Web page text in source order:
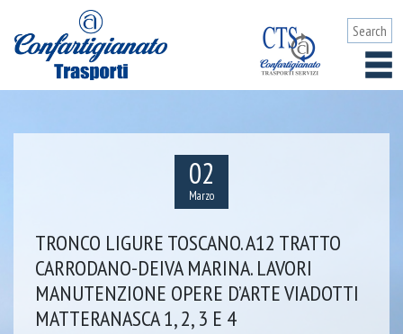
02
Marzo
TRONCO LIGURE TOSCANO. A12 TRATTO
CARRODANO-DEIVA MARINA. LAVORI
MANUTENZIONE OPERE D’ARTE VIADOTTI
MATTERANASCA 1, 2, 3 E 4